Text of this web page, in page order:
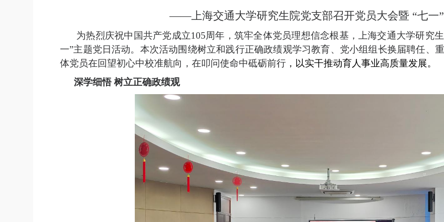
——上海交通大学研究生院党支部召开党员大会暨 “七一
为热烈庆祝中国共产党成立105周年，筑牢全体党员理想信念根基，上海交通大学研究
一”主题党日活动。本次活动围绕树立和践行正确政绩观学习教育、党小组组长换届聘任、
体党员在回望初心中校准航向，在叩问使命中砥砺前行，以实干推动育人事业高质量发展。
深学细悟树立正确政绩观